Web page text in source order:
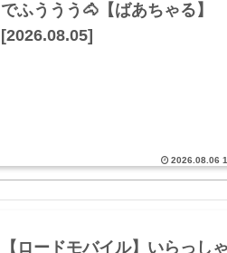
でふううう🐴【ばあちゃる】
[2026.08.05]
2026.08.06
【ロードモバイル】いらっし